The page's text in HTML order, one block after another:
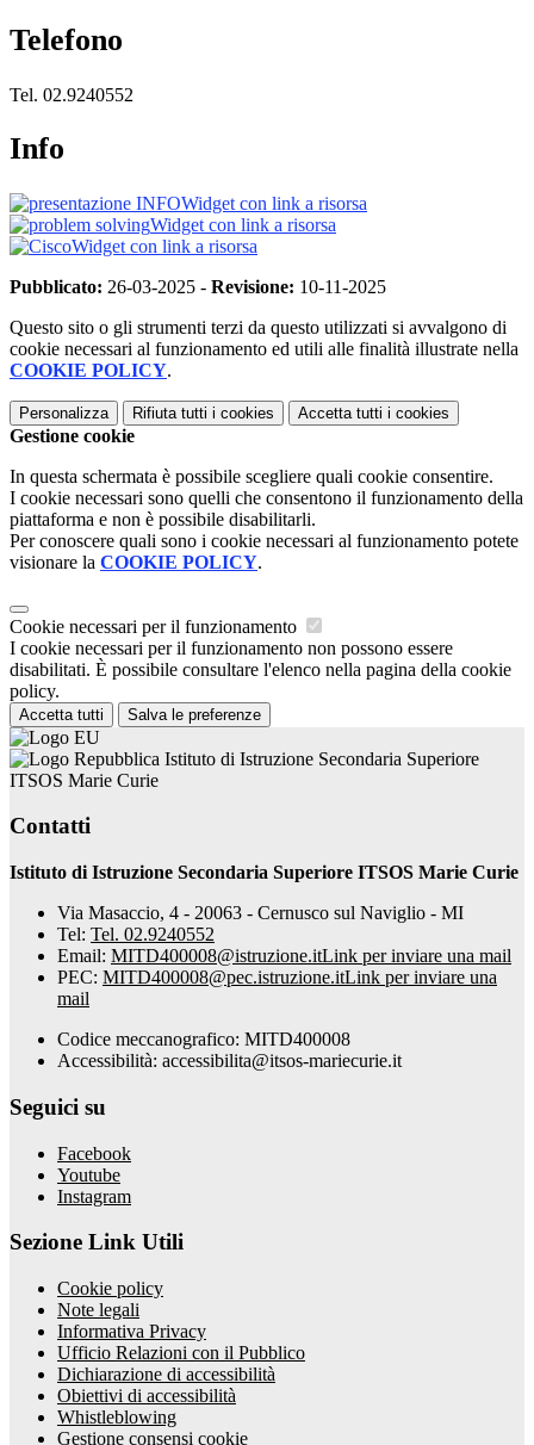
Telefono
Tel. 02.9240552
Info
Widget con link a risorsa
Widget con link a risorsa
Widget con link a risorsa
Pubblicato: 26-03-2025 - Revisione: 10-11-2025
Questo sito o gli strumenti terzi da questo utilizzati si avvalgono di
cookie necessari al funzionamento ed utili alle finalità illustrate nella
COOKIE POLICY.
Personalizza Rifiuta tutti i cookies Accetta tutti i cookies
Gestione cookie
In questa schermata è possibile scegliere quali cookie consentire.
I cookie necessari sono quelli che consentono il funzionamento della
piattaforma e non è possibile disabilitarli.
Per conoscere quali sono i cookie necessari al funzionamento potete
visionare la COOKIE POLICY.
Cookie necessari per il funzionamento
I cookie necessari per il funzionamento non possono essere
disabilitati. È possibile consultare l'elenco nella pagina della cookie
policy.
Accetta tutti Salva le preferenze
Istituto di Istruzione Secondaria Superiore
ITSOS Marie Curie
Contatti
Istituto di Istruzione Secondaria Superiore ITSOS Marie Curie
Via Masaccio, 4 - 20063 - Cernusco sul Naviglio - MI
Tel: Tel. 02.9240552
Email: MITD400008@istruzione.itLink per inviare una mail
PEC: MITD400008@pec.istruzione.itLink per inviare una
mail
Codice meccanografico: MITD400008
Accessibilità: accessibilita@itsos-mariecurie.it
Seguici su
Facebook
Youtube
Instagram
Sezione Link Utili
Cookie policy
Note legali
Informativa Privacy
Ufficio Relazioni con il Pubblico
Dichiarazione di accessibilità
Obiettivi di accessibilità
Whistleblowing
Gestione consensi cookie